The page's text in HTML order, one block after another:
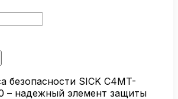
безопасности SICK C4MT-
– надежный элемент защиты